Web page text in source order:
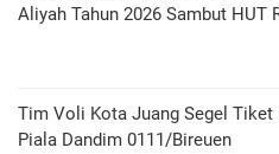
Aliyah Tahun 2026 Sambut HUT
Tim Voli Kota Juang Segel Tiket
Piala Dandim 0111/Bireuen